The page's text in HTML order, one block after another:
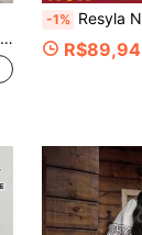
-1% Resyla Novo Vestido Casual
R$89,94